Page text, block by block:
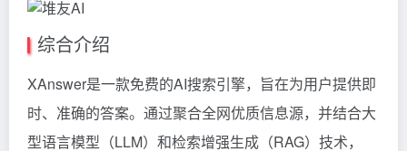
综合介绍
XAnswer是一款免费的AI搜索引擎，旨在为用户提供即
时、准确的答案。通过聚合全网优质信息源，并结合大
型语言模型（LLM）和检索增强生成（RAG）技术，